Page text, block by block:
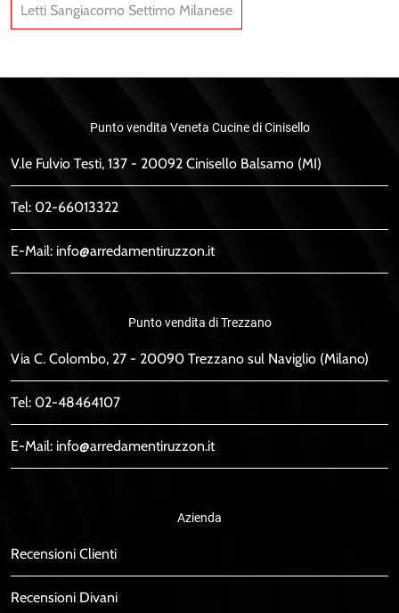
Letti Sangiacomo Settimo Milanese
Punto vendita Veneta Cucine di Cinisello
V.le Fulvio Testi, 137 - 20092 Cinisello Balsamo (MI)
Tel: 02-66013322
E-Mail: info@arredamentiruzzon.it
Punto vendita di Trezzano
Via C. Colombo, 27 - 20090 Trezzano sul Naviglio (Milano)
Tel: 02-48464107
E-Mail: info@arredamentiruzzon.it
Azienda
Recensioni Clienti
Recensioni Divani